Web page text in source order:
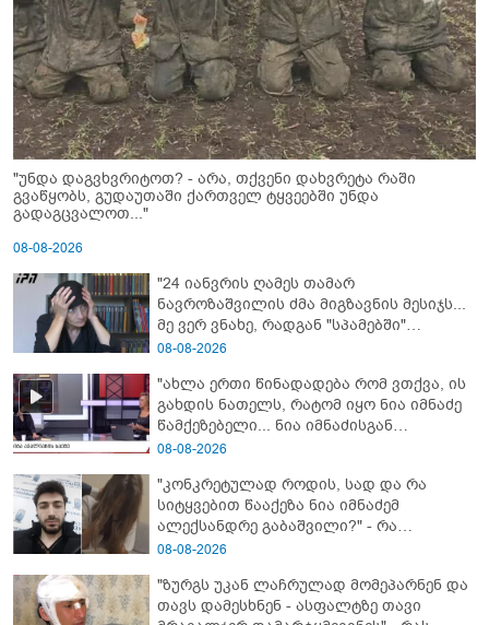
"უნდა დაგვხვრიტოთ? - არა, თქვენი დახვრეტა რაში
გვაწყობს, გუდაუთაში ქართველ ტყვეებში უნდა
გადაგცვალოთ..."
08-08-2026
"24 იანვრის ღამეს თამარ
ნავროზაშვილის ძმა მიგზავნის მესიჯს...
მე ვერ ვნახე, რადგან "სპამებში"
ჩავარდა": რა მისწერა ნია იმნაძის ბიძამ
"სქრინს" აქვეყნებს
08-08-2026
"ახლა ერთი წინადადება რომ ვთქვა, ის
გახდის ნათელს, რატომ იყო ნია იმნაძე
წამქეზებელი... ნია იმნაძისგან
გამოსული ინფორმაციაა ეს" - რას
08-08-2026
"კონკრეტულად როდის, სად და რა
სიტყვებით წააქეზა ნია იმნაძემ
ალექსანდრე გაბაშვილი?" - რა
მიმართვას ავრცელებს ნია იმნაძის
08-08-2026
"ზურგს უკან ლაჩრულად მომეპარნენ და
თავს დამესხნენ - ასფალტზე თავი